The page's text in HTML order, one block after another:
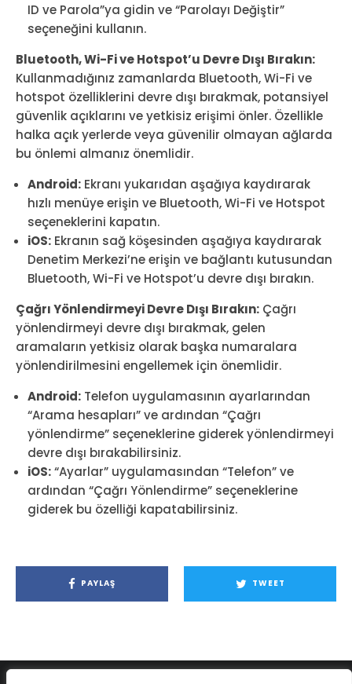
ID ve Parola”ya gidin ve “Parolayı Değiştir”
seçeneğini kullanın.
Bluetooth, Wi-Fi ve Hotspot’u Devre Dışı Bırakın:
Kullanmadığınız zamanlarda Bluetooth, Wi-Fi ve
hotspot özelliklerini devre dışı bırakmak, potansiyel
güvenlik açıklarını ve yetkisiz erişimi önler. Özellikle
halka açık yerlerde veya güvenilir olmayan ağlarda
bu önlemi almanız önemlidir.
Android: Ekranı yukarıdan aşağıya kaydırarak
hızlı menüye erişin ve Bluetooth, Wi-Fi ve Hotspot
seçeneklerini kapatın.
iOS: Ekranın sağ köşesinden aşağıya kaydırarak
Denetim Merkezi’ne erişin ve bağlantı kutusundan
Bluetooth, Wi-Fi ve Hotspot’u devre dışı bırakın.
Çağrı Yönlendirmeyi Devre Dışı Bırakın: Çağrı
yönlendirmeyi devre dışı bırakmak, gelen
aramaların yetkisiz olarak başka numaralara
yönlendirilmesini engellemek için önemlidir.
Android: Telefon uygulamasının ayarlarından
“Arama hesapları” ve ardından “Çağrı
yönlendirme” seçeneklerine giderek yönlendirmeyi
devre dışı bırakabilirsiniz.
iOS:“Ayarlar” uygulamasından “Telefon” ve
ardından “Çağrı Yönlendirme” seçeneklerine
giderek bu özelliği kapatabilirsiniz.
PAYLAŞ TWEET